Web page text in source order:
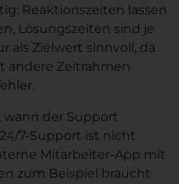
Reaktionszeiten lassen
Lösungszeiten sind je
als Zielwert sinnvoll, da
andere Zeitrahmen
wann der Support
7-Support ist nicht
Mitarbeiter-App mit
zum Beispiel braucht